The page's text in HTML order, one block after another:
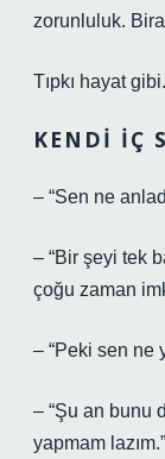
zorunluluk.
Tıpkı hayat gibi.
KENDI İÇ
– “Sen ne
– “Bir şeyi tek
çoğu zaman
– “Peki sen ne
– “Şu an bunu
yapmam lazım.”